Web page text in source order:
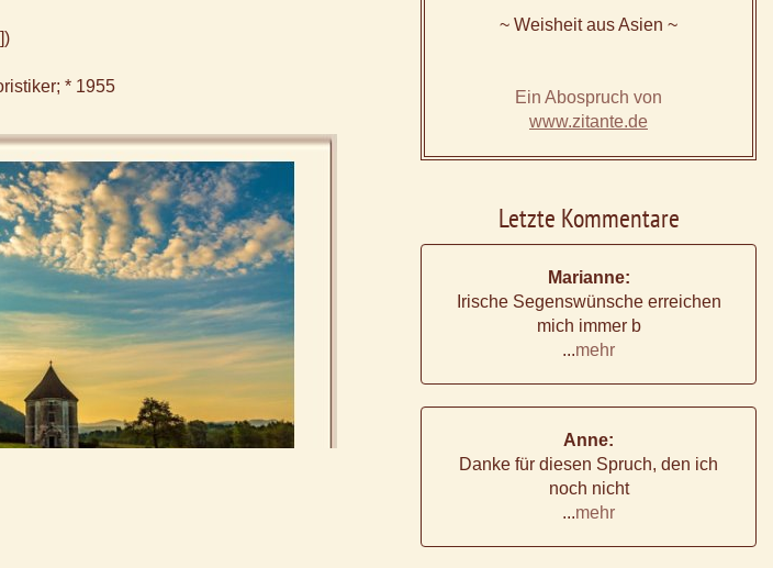
* 1955
~ Weisheit aus Asien ~
Ein Abospruch von
www.zitante.de
Letzte Kommentare
Marianne:
Irische Segenswünsche erreichen
mich immer b
...mehr
Anne:
Danke für diesen Spruch, den ich
noch nicht
...mehr